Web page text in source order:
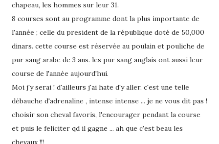
chapeau, les hommes sur leur 31.
8 courses sont au programme dont la plus importante de
l'année ; celle du president de la république doté de 50,000
dinars. cette course est réservée au poulain et pouliche de
pur sang arabe de 3 ans. les pur sang anglais ont aussi leur
course de l'année aujourd'hui.
Moi j'y serai ! d'ailleurs j'ai hate d'y aller. c'est une telle
débauche d'adrenaline , intense intense ... je ne vous dit pas !
choisir son cheval favoris, l'encourager pendant la course
et puis le feliciter qd il gagne ... ah que c'est beau les
chevaux !!!